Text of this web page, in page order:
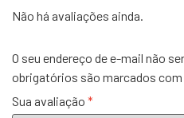
Não há avaliações ainda.
O seu endereço de e-mail não
obrigatórios são marcados com
Sua avaliação *